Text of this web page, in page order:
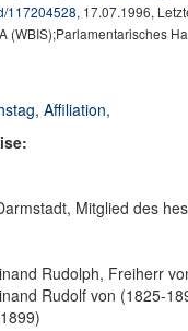
117204528, 17.07.1996,
(WBIS);Parlamentarisches
Affiliation,
Mitglied des
Rudolph, Freiherr
Rudolf von (1825-